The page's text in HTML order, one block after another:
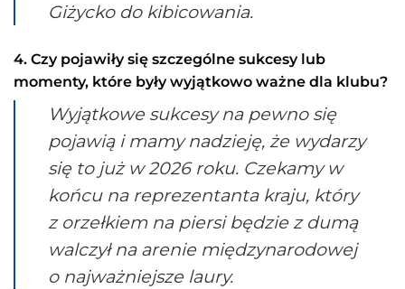
Giżycko do kibicowania.
4. Czy pojawiły się szczególne sukcesy lub
momenty, które były wyjątkowo ważne dla klubu?
Wyjątkowe sukcesy na pewno się
pojawią i mamy nadzieję, że wydarzy
się to już w 2026 roku. Czekamy w
końcu na reprezentanta kraju, który
z orzełkiem na piersi będzie z dumą
walczył na arenie międzynarodowej
o najważniejsze laury.